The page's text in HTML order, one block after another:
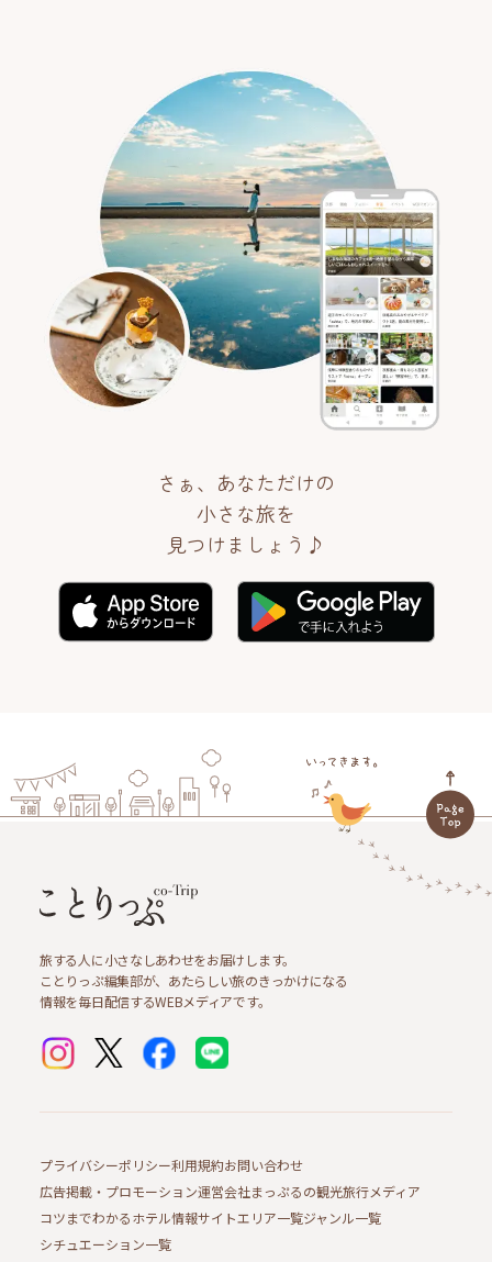
さぁ、あなただけの
小さな旅を
見つけましょう♪
旅する人に小さなしあわせをお届けします。
ことりっぷ編集部が、あたらしい旅のきっかけになる
情報を毎日配信するWEBメディアです。
プライバシーポリシー利用規約お問い合わせ
広告掲載・プロモーション運営会社まっぷるの観光旅行メディア
コツまでわかるホテル情報サイトエリア一覧ジャンル一覧
シチュエーション一覧